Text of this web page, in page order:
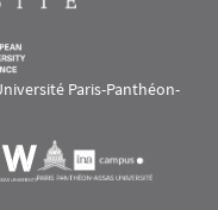
Paris-Panthéon-
svgVisuel svg